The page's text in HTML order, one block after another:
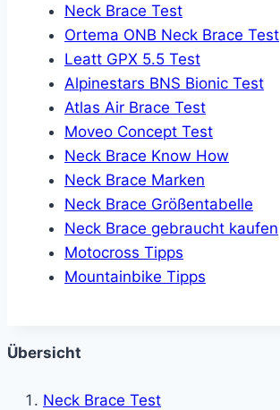
Neck Brace Test
Ortema ONB Neck Brace Test
Leatt GPX 5.5 Test
Alpinestars BNS Bionic Test
Atlas Air Brace Test
Moveo Concept Test
Neck Brace Know How
Neck Brace Marken
Neck Brace Größentabelle
Neck Brace gebraucht kaufen
Motocross Tipps
Mountainbike Tipps
Übersicht
Neck Brace Test